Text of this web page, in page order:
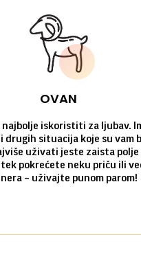
OVAN
najbolje iskoristiti za ljubav.
drugih situacija koje su vam
uživati jeste zaista polje
pokrećete neku priču ili
– uživajte punom parom!